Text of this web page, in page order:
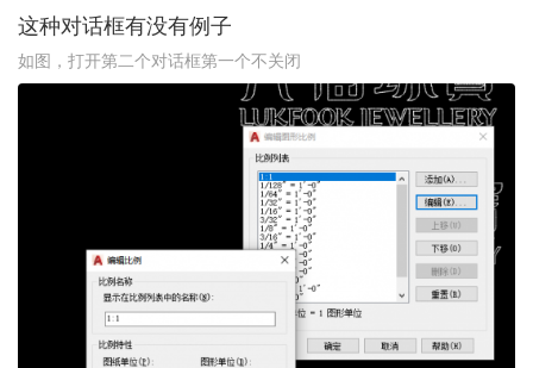
这种对话框有没有例子
如图，打开第二个对话框第一个不关闭